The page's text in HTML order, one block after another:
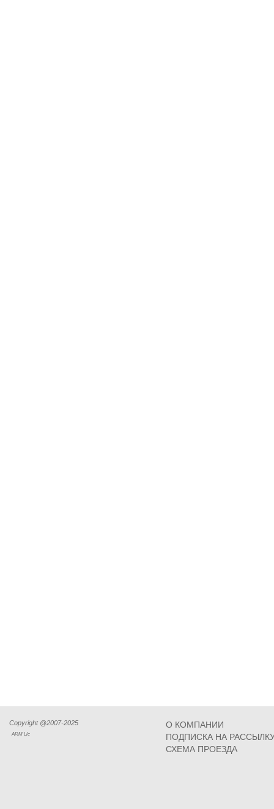
Copyright @2007-2025
ARM Llc
О КОМПАНИИ
ПОДПИСКА НА
СХЕМА ПРОЕЗДА